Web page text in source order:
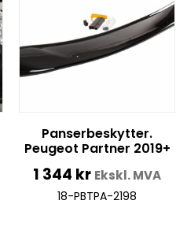
Panserbeskytter.
Peugeot Partner 2019+
1 344 kr Ekskl. MVA
18-PBTPA-2198